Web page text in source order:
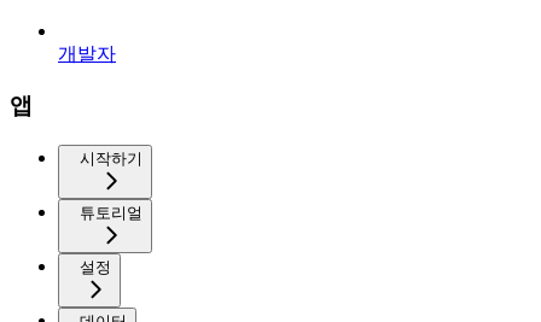
개발자
앱
시작하기
튜토리얼
설정